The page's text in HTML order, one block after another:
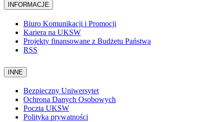
INFORMACJE
Biuro Komunikacji i Promocji
Kariera na UKSW
Projekty finansowane z Budżetu Państwa
RSS
INNE
Bezpieczny Uniwersytet
Ochrona Danych Osobowych
Poczta UKSW
Polityka prywatności